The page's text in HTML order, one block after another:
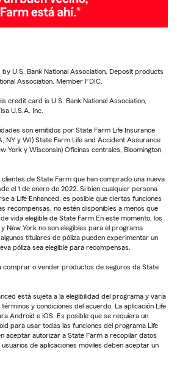
U.S. Bank National Association. Deposit products
Association. Member FDIC.
credit card is U.S. Bank National Association,
U.S.A. Inc.
son emitidos por State Farm Life Insurance
NY y WI) State Farm Life and Accident Assurance
York y Wisconsin) Oficinas centrales, Bloomington,
de State Farm que han comprado una nueva
el 1 de enero de 2022. Si bien cualquier persona
a Life Enhanced, es posible que ciertas funciones
recompensas, no estén disponibles a menos que
vida elegible de State Farm.En este momento, los
New York no son elegibles para el programa
titulares de póliza pueden experimentar un
póliza sea elegible para recompensas.
comprar o vender productos de seguros de State
está sujeta a la elegibilidad del programa y varía
y condiciones del acuerdo. La aplicación Life
Android e iOS. Es posible que se requiera un
para usar todas las funciones del programa Life
aceptar autorizar a State Farm a recopilar datos
de aplicaciones móviles deben aceptar un